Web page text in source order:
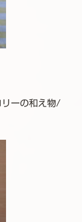
ーの和え物/